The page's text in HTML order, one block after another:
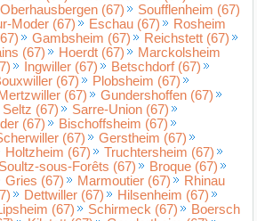
Oberhausbergen (67)
Soufflenheim (67)
Moder (67)
Eschau (67)
Rosheim
Gambsheim (67)
Reichstett (67)
(67)
Hoerdt (67)
Marckolsheim
Ingwiller (67)
Betschdorf (67)
(67)
Plobsheim (67)
Mertzwiller (67)
Gundershoffen (67)
Seltz (67)
Sarre-Union (67)
(67)
Bischoffsheim (67)
(67)
Gerstheim (67)
Holtzheim (67)
Truchtersheim (67)
Soultz-sous-Forêts (67)
Broque (67)
Gries (67) Marmoutier (67)
Rhinau
Dettwiller (67)
Hilsenheim (67)
(67) Schirmeck (67)
Boersch